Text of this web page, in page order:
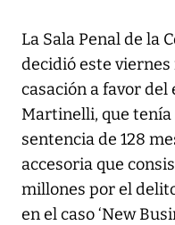
La Sala Penal de la
decidió este
casación a favor
Martinelli, que
sentencia de 128
accesoria que
millones por el
en el caso ‘New